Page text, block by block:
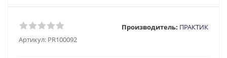
Артикул: PR100092
Производитель: ПРАКТИК